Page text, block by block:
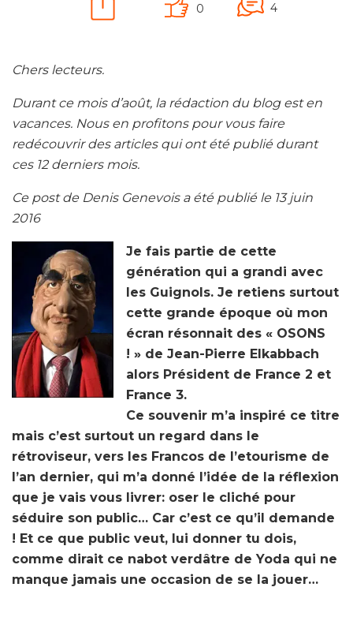
0 4
Chers lecteurs.
Durant ce mois d’août, la rédaction du blog est en
vacances. Nous en profitons pour vous faire
redécouvrir des articles qui ont été publié durant
ces 12 derniers mois.
Ce post de Denis Genevois a été publié le 13 juin
2016
Je fais partie de cette
génération qui a grandi avec
les Guignols. Je retiens surtout
cette grande époque où mon
écran résonnait des « OSONS
! » de Jean-Pierre Elkabbach
alors Président de France 2 et
France 3.
Ce souvenir m’a inspiré ce titre
mais c’est surtout un regard dans le
rétroviseur, vers les Francos de l’etourisme de
l’an dernier, qui m’a donné l’idée de la réflexion
que je vais vous livrer: oser le cliché pour
séduire son public… Car c’est ce qu’il demande
! Et ce que public veut, lui donner tu dois,
comme dirait ce nabot verdâtre de Yoda qui ne
manque jamais une occasion de se la jouer…